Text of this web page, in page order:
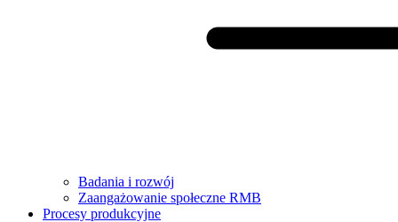
Badania i rozwój
Zaangażowanie społeczne RMB
Procesy produkcyjne